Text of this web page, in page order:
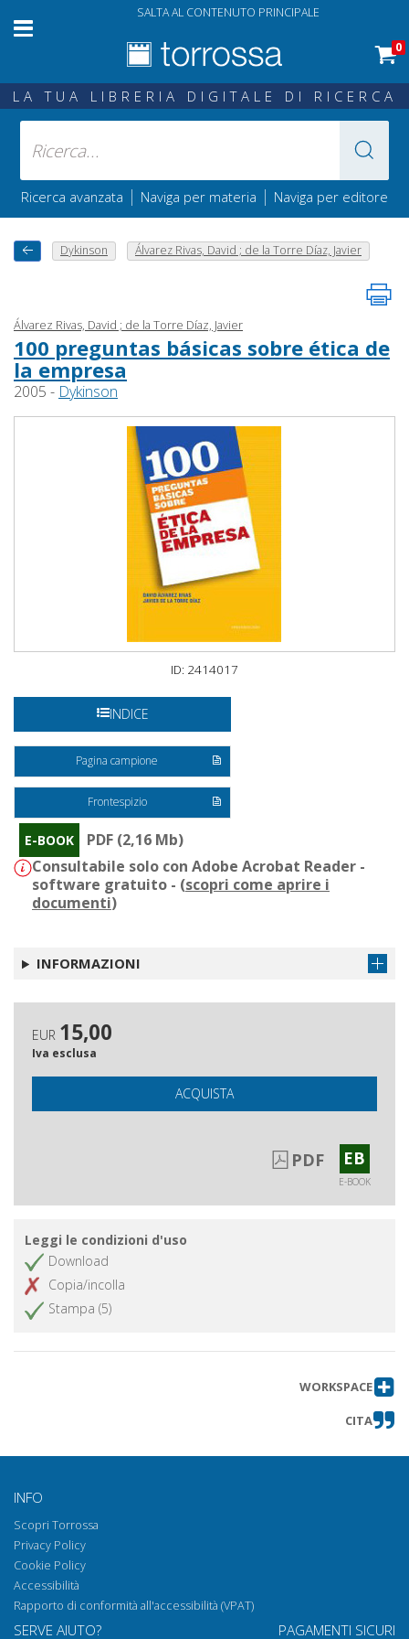
SALTA AL CONTENUTO PRINCIPALE
0
LA TUA LIBRERIA DIGITALE DI RICERCA
Ricerca avanzata | Naviga per materia | Naviga per editore
Dykinson Álvarez Rivas, David ; de la Torre Díaz, Javier
Álvarez Rivas, David ; de la Torre Díaz, Javier
100 preguntas básicas sobre ética de
la empresa
2005 - Dykinson
ID: 2414017
INDICE
Pagina campione
Frontespizio
E-BOOK
PDF (2,16 Mb)
Consultabile solo con Adobe Acrobat Reader -
software gratuito - (scopri come aprire i
documenti)
INFORMAZIONI
EUR 15,00
Iva esclusa
ACQUISTA
PDF EB
E-BOOK
Leggi le condizioni d'uso
Download
Copia/incolla
Stampa (5)
WORKSPACE
CITA
INFO
Scopri Torrossa
Privacy Policy
Cookie Policy
Accessibilità
Rapporto di conformità all'accessibilità (VPAT)
SERVE AIUTO? PAGAMENTI SICURI